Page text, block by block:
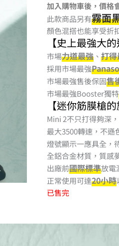
加入購物車後，價格
此款商品另有霧面
顏色混搭也能享受折
【史上最強大
市場力道最強 、 打
採用市場最強
市場最強售後保固售
市場最強Booster獨特
【迷你筋膜槍的
Mini 2不只打得夠深
最大3500轉速，不遜
燈號顯示一應具全，
全鋁合金材質，質感
出廠前國際標準放電
正常使用可達20小時
已售完